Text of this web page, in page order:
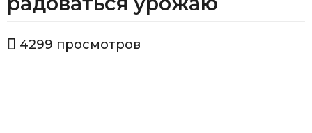
a
o
в
4299 просмотров